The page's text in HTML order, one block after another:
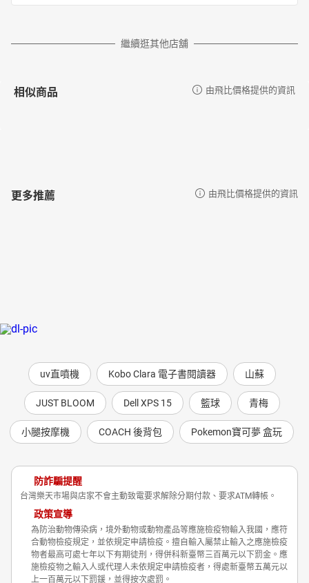
繼續逛其他店舖
相似商品 由飛比價格提供的資訊
更多推薦 由飛比價格提供的資訊
uv直噴機 Kobo Clara 電子書閱讀器 山蘇
JUST BLOOM Dell XPS 15 籃球 青梅
小腿按摩機 COACH 後背包 Pokemon寶可夢 盒玩
防詐騙提醒
台灣樂天市場與店家不會主動致電要求解除分期付款、要求ATM轉帳。
政策宣導
為防治動物傳染病，境外動物或動物產品等應施檢疫物輸入我國，應符
合動物檢疫規定，並依規定申請檢疫。擅自輸入屬禁止輸入之應施檢疫
物者最高可處七年以下有期徒刑，得併科新臺幣三百萬元以下罰金。應
施檢疫物之輸入人或代理人未依規定申請檢疫者，得處新臺幣五萬元以
上一百萬元以下罰鍰，並得按次處罰。